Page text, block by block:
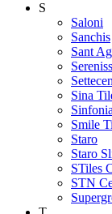
S
Saloni
Sanchis
Sant
Sina
Smile
Staro
Staro
STiles
STN